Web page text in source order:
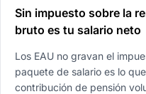
Sin impuesto sobre la
bruto es tu salario neto
Los EAU no gravan el
paquete de salario es lo
contribución de pensión